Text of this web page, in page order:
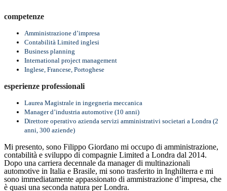
competenze
Amministrazione d’impresa
Contabilità Limited inglesi
Business planning
International project management
Inglese, Francese, Portoghese
esperienze professionali
Laurea Magistrale in ingegneria meccanica
Manager d’industria automotive (10 anni)
Direttore operativo azienda servizi amministrativi societari a Londra (2
anni, 300 aziende)
Mi presento, sono Filippo Giordano mi occupo di amministrazione,
contabilità e sviluppo di compagnie Limited a Londra dal 2014.
Dopo una carriera decennale da manager di multinazionali
automotive in Italia e Brasile, mi sono trasferito in Inghilterra e mi
sono immediatamente appassionato di ammistrazione d’impresa, che
è quasi una seconda natura per Londra.